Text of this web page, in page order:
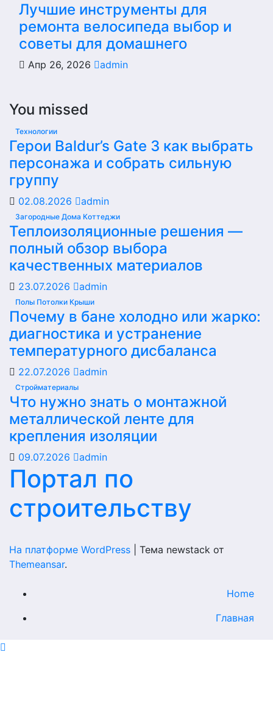
Лучшие инструменты для
ремонта велосипеда выбор и
советы для домашнего
Апр 26, 2026 admin
You missed
Технологии
Герои Baldur’s Gate 3 как выбрать
персонажа и собрать сильную
группу
02.08.2026 admin
Загородные Дома Коттеджи
Теплоизоляционные решения —
полный обзор выбора
качественных материалов
23.07.2026 admin
Полы Потолки Крыши
Почему в бане холодно или жарко:
диагностика и устранение
температурного дисбаланса
22.07.2026 admin
Стройматериалы
Что нужно знать о монтажной
металлической ленте для
крепления изоляции
09.07.2026 admin
Портал по
строительству
На платформе WordPress
Тема newstack от
Themeansar.
Home
Главная